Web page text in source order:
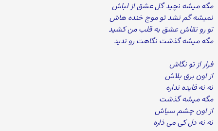
مگه میشه نچید گل عشق از لباش
نمیشه گم نشد تو موج خنده هاش
تو رو نقاش عشق به قلب من کشید
مگه میشه گذشت نگاهت رو ندید
فرار از تو نگاش
از اون برق بلاش
نه نه فایده نداره
مگه میشه گذشت
از اون چشم سیاش
نه نه دل کی می ذاره